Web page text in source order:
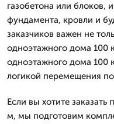
газобетона или блоков,
фундамента, кровли и
заказчиков важен не
одноэтажного дома 100
одноэтажного дома 100
логикой перемещения
Если вы хотите
м, мы подготовим